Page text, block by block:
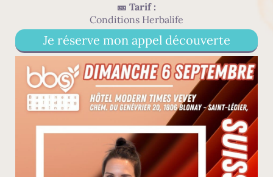
🎫 Tarif :
Conditions Herbalife
Je réserve mon appel découverte